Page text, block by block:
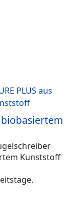
biobasiertem
Kunststoff